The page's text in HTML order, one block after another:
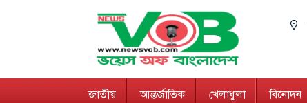
জাতীয় আন্তর্জাতিক খেলাধুলা বিনোদন